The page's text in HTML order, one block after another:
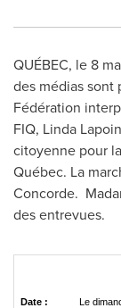
QUÉBEC, le 8
des médias
Fédération
FIQ, Linda
citoyenne pour
Québec. La
Concorde.
des entrevues.
Date : Le